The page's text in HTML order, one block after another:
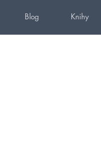
Blog Knihy